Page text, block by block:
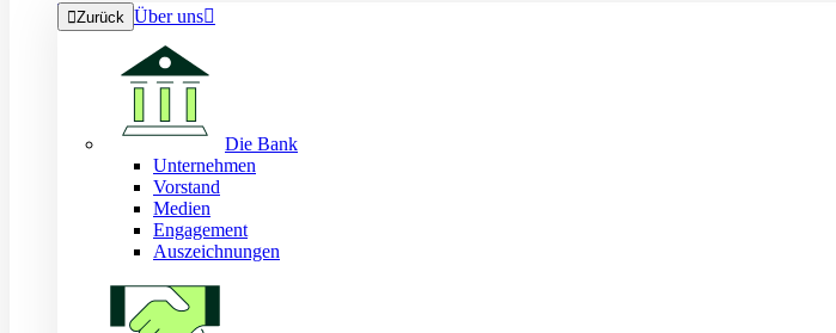
Zurück Über uns
Die Bank
Unternehmen
Vorstand
Medien
Engagement
Auszeichnungen